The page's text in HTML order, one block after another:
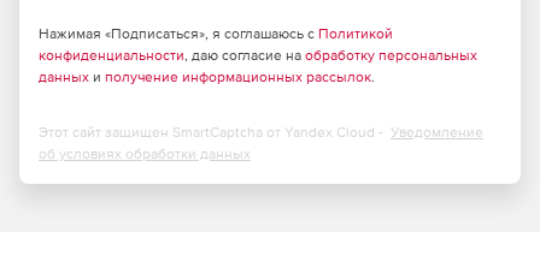
Нажимая «Подписаться», я соглашаюсь с Политикой
конфиденциальности, даю согласие на обработку персональных
данных и получение информационных рассылок.
Этот сайт защищен SmartCaptcha от Yandex Cloud - Уведомление
об условиях обработки данных